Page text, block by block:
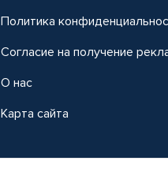
Политика
Согласие на получение
О нас
Карта сайта